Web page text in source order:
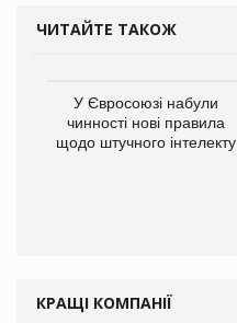
ЧИТАЙТЕ ТАКОЖ
У Євросоюзі набули
чинності нові правила
щодо штучного інтелекту
КРАЩІ КОМПАНІЇ